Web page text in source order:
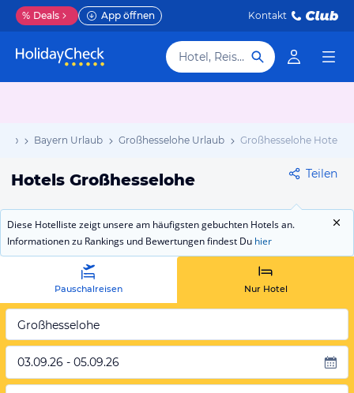
% Deals App öffnen Kontakt
Hotel, Reiseziel
Bayern Urlaub Großhesselohe Urlaub Großhesselohe Hotels
Hotels Großhesselohe Teilen
Diese Hotelliste zeigt unsere am häufigsten gebuchten Hotels an.
Informationen zu Rankings und Bewertungen findest Du hier
Pauschalreisen Nur Hotel
Großhesselohe
03.09.26 - 05.09.26